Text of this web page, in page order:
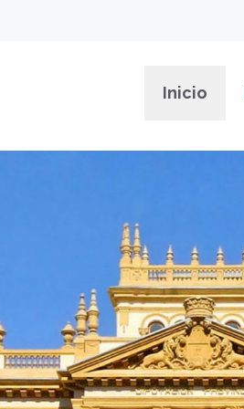
Inicio